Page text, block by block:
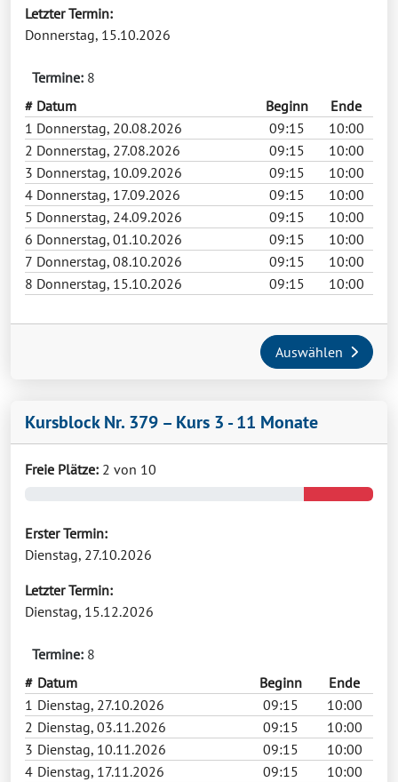
Letzter Termin:
Donnerstag, 15.10.2026
Termine: 8
# Datum Beginn
Ende
1 Donnerstag, 20.08.2026 09:15
10:00
2 Donnerstag, 27.08.2026 09:15
10:00
3 Donnerstag, 10.09.2026 09:15
10:00
4 Donnerstag, 17.09.2026 09:15
10:00
5 Donnerstag, 24.09.2026 09:15
10:00
6 Donnerstag, 01.10.2026 09:15
10:00
7 Donnerstag, 08.10.2026 09:15
10:00
8 Donnerstag, 15.10.2026 09:15 10:00
Auswählen
Kursblock Nr. 379 – Kurs 3 - 11 Monate
Freie Plätze: 2 von 10
Erster Termin:
Dienstag, 27.10.2026
Letzter Termin:
Dienstag, 15.12.2026
Termine: 8
# Datum Beginn
Ende
1 Dienstag, 27.10.2026 09:15
10:00
2 Dienstag, 03.11.2026 09:15
10:00
3 Dienstag, 10.11.2026 09:15
10:00
4 Dienstag, 17.11.2026 09:15
10:00